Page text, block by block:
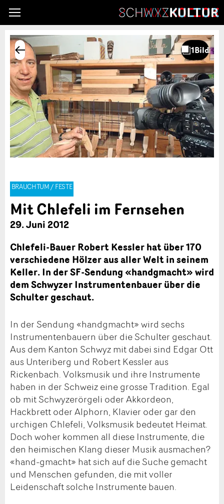
BRAUCHTUM / FESTE
Mit Chlefeli im Fernsehen
29. Juni 2012
Chlefeli-Bauer Robert Kessler hat über 170
verschiedene Hölzer aus aller Welt in seinem
Keller. In der SF-Sendung «handgmacht» wird
dem Schwyzer Instrumentenbauer über die
Schulter geschaut.
In der Sendung «handgmacht» wird sechs
Instrumentenbauern über die Schulter geschaut.
Aus dem Kanton Schwyz mit dabei sind Edgar Ott
aus Unteriberg und Robert Kessler aus
Rickenbach. Volksmusik und ihre Instrumente
haben in der Schweiz eine grosse Tradition. Egal
ob mit Schwyzerörgeli oder Akkordeon,
Hackbrett oder Alphorn, Klavier oder gar den
urchigen Chlefeli, Volksmusik bedeutet Heimat.
Doch woher kommen all diese Instrumente, die
den heimischen Klang dieser Musik ausmachen?
«hand-gmacht» hat sich auf die Suche gemacht
und Menschen gefunden, die mit voller
Leidenschaft solche Instrumente bauen.